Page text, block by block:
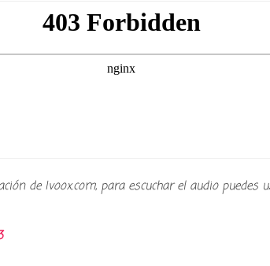
de Ivoox.com, para escuchar el audio puedes